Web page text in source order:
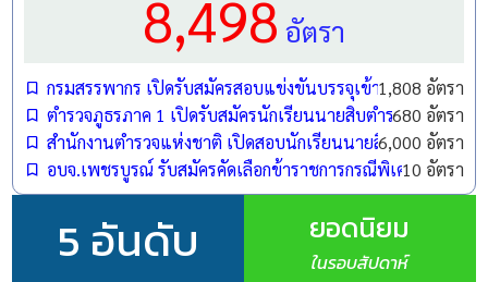
8,498 อัตรา
กรมสรรพากร เปิดรับสมัครสอบแข่งขันบรรจุเข้ารับราชการ
1,808 อัตรา
ตำรวจภูธรภาค 1 เปิดรับสมัครนักเรียนนายสิบตำรวจ (นสต.)
680 อัตรา
สำนักงานตำรวจแห่งชาติ เปิดสอบนักเรียนนายสิบตำรวจ (นส
6,000 อัตรา
อบจ.เพชรบูรณ์ รับสมัครคัดเลือกข้าราชการกรณีพิเศษ ตำแห
10 อัตรา
5 อันดับ ยอดนิยม
ในรอบสัปดาห์